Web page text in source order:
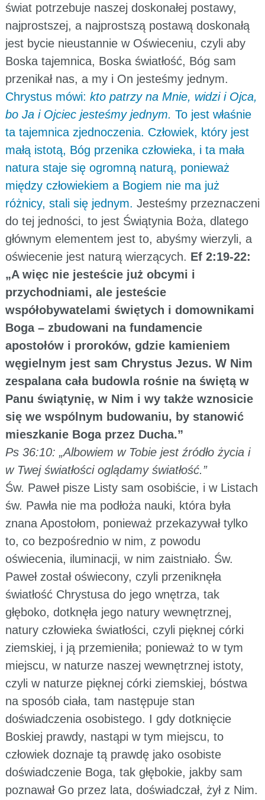
świat potrzebuje naszej doskonałej postawy,
najprostszej, a najprostszą postawą doskonałą
jest bycie nieustannie w Oświeceniu, czyli aby
Boska tajemnica, Boska światłość, Bóg sam
przenikał nas, a my i On jesteśmy jednym.
Chrystus mówi: kto patrzy na Mnie, widzi i Ojca,
bo Ja i Ojciec jesteśmy jednym. To jest właśnie
ta tajemnica zjednoczenia. Człowiek, który jest
małą istotą, Bóg przenika człowieka, i ta mała
natura staje się ogromną naturą, ponieważ
między człowiekiem a Bogiem nie ma już
różnicy, stali się jednym. Jesteśmy przeznaczeni
do tej jedności, to jest Świątynia Boża, dlatego
głównym elementem jest to, abyśmy wierzyli, a
oświecenie jest naturą wierzących. Ef 2:19-22:
„A więc nie jesteście już obcymi i
przychodniami, ale jesteście
współobywatelami świętych i domownikami
Boga – zbudowani na fundamencie
apostołów i proroków, gdzie kamieniem
węgielnym jest sam Chrystus Jezus. W Nim
zespalana cała budowla rośnie na świętą w
Panu świątynię, w Nim i wy także wznosicie
się we wspólnym budowaniu, by stanowić
mieszkanie Boga przez Ducha.”
Ps 36:10: „Albowiem w Tobie jest źródło życia i
w Twej światłości oglądamy światłość.”
Św. Paweł pisze Listy sam osobiście, i w Listach
św. Pawła nie ma podłoża nauki, która była
znana Apostołom, ponieważ przekazywał tylko
to, co bezpośrednio w nim, z powodu
oświecenia, iluminacji, w nim zaistniało. Św.
Paweł został oświecony, czyli przeniknęła
światłość Chrystusa do jego wnętrza, tak
głęboko, dotknęła jego natury wewnętrznej,
natury człowieka światłości, czyli pięknej córki
ziemskiej, i ją przemieniła; ponieważ to w tym
miejscu, w naturze naszej wewnętrznej istoty,
czyli w naturze pięknej córki ziemskiej, bóstwa
na sposób ciała, tam następuje stan
doświadczenia osobistego. I gdy dotknięcie
Boskiej prawdy, nastąpi w tym miejscu, to
człowiek doznaje tą prawdę jako osobiste
doświadczenie Boga, tak głębokie, jakby sam
poznawał Go przez lata, doświadczał, żył z Nim.